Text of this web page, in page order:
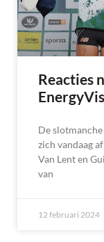
Reacties
De
zich vandaag
Van Lent en
van
12 februari 2024